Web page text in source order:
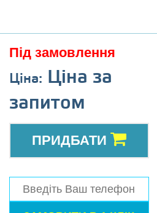
Під замовлення
Ціна: Ціна за
запитом
ПРИДБАТИ